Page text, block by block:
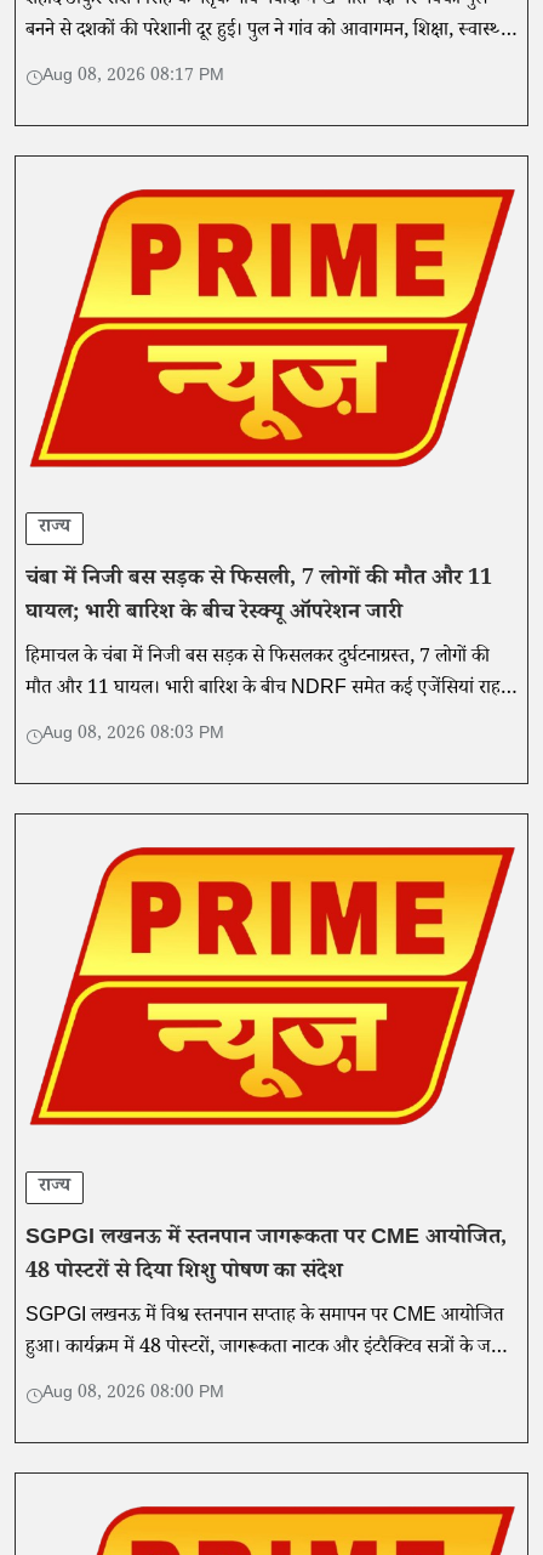
बनने से दशकों की परेशानी दूर हुई। पुल ने गांव को आवागमन, शिक्षा, स्वास्थ्य
और बाजार से जोड़ा।
Aug 08, 2026 08:17 PM
राज्य
चंबा में निजी बस सड़क से फिसली, 7 लोगों की मौत और 11
घायल; भारी बारिश के बीच रेस्क्यू ऑपरेशन जारी
हिमाचल के चंबा में निजी बस सड़क से फिसलकर दुर्घटनाग्रस्त, 7 लोगों की
मौत और 11 घायल। भारी बारिश के बीच NDRF समेत कई एजेंसियां राहत-
बचाव में जुटीं। पढ़ें पूरी रिपोर्ट।
Aug 08, 2026 08:03 PM
राज्य
SGPGI लखनऊ में स्तनपान जागरूकता पर CME आयोजित,
48 पोस्टरों से दिया शिशु पोषण का संदेश
SGPGI लखनऊ में विश्व स्तनपान सप्ताह के समापन पर CME आयोजित
हुआ। कार्यक्रम में 48 पोस्टरों, जागरूकता नाटक और इंटरैक्टिव सत्रों के जरिए
स्तनपान व नवजात देखभाल का संदेश दिया गया।
Aug 08, 2026 08:00 PM